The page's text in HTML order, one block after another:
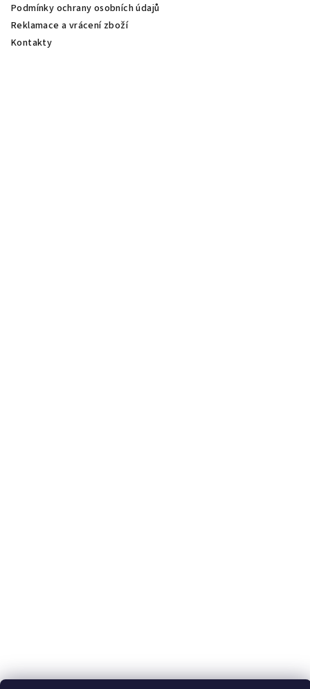
Podmínky ochrany osobních údajů
Reklamace a vrácení zboží
Kontakty